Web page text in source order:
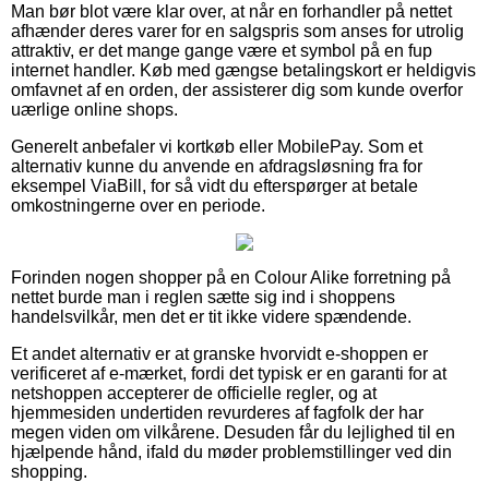
Man bør blot være klar over, at når en forhandler på nettet
afhænder deres varer for en salgspris som anses for utrolig
attraktiv, er det mange gange være et symbol på en fup
internet handler. Køb med gængse betalingskort er heldigvis
omfavnet af en orden, der assisterer dig som kunde overfor
uærlige online shops.
Generelt anbefaler vi kortkøb eller MobilePay. Som et
alternativ kunne du anvende en afdragsløsning fra for
eksempel ViaBill, for så vidt du efterspørger at betale
omkostningerne over en periode.
Forinden nogen shopper på en Colour Alike forretning på
nettet burde man i reglen sætte sig ind i shoppens
handelsvilkår, men det er tit ikke videre spændende.
Et andet alternativ er at granske hvorvidt e-shoppen er
verificeret af e-mærket, fordi det typisk er en garanti for at
netshoppen accepterer de officielle regler, og at
hjemmesiden undertiden revurderes af fagfolk der har
megen viden om vilkårene. Desuden får du lejlighed til en
hjælpende hånd, ifald du møder problemstillinger ved din
shopping.